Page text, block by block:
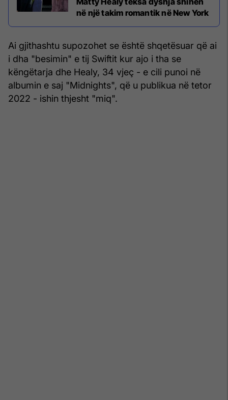
në një takim romantik në New York
Ai gjithashtu supozohet se është shqetësuar që ai
i dha "besimin" e tij Swiftit kur ajo i tha se
këngëtarja dhe Healy, 34 vjeç - e cili punoi në
albumin e saj "Midnights", që u publikua në tetor
2022 - ishin thjesht "miq".